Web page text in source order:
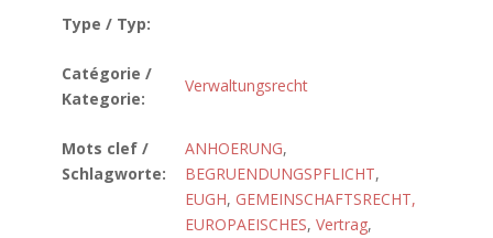
Type / Typ:
Catégorie /
Kategorie:
Verwaltungsrecht
Mots clef /
Schlagworte:
ANHOERUNG,
BEGRUENDUNGSPFLICHT,
EUGH, GEMEINSCHAFTSRECHT,
EUROPAEISCHES, Vertrag,